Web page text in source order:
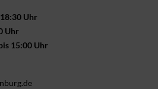
Uhr
Uhr
15:00 Uhr